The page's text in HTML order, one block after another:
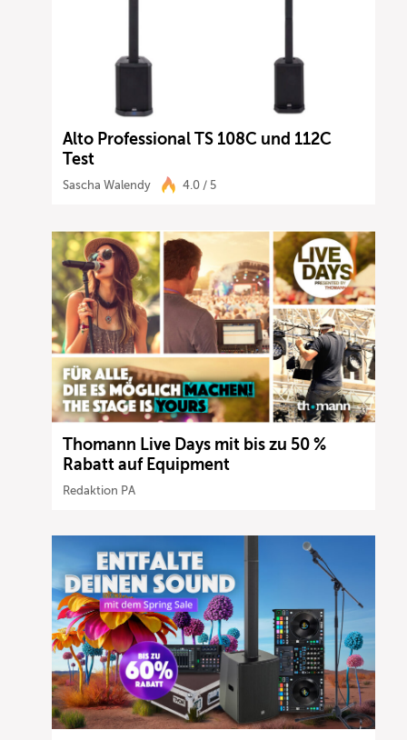
Alto Professional TS 108C und 112C
Test
Sascha Walendy 4.0 / 5
Thomann Live Days mit bis zu 50 %
Rabatt auf Equipment
Redaktion PA